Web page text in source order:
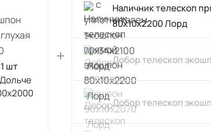
шт
Наличник телескоп
80х10х2200 Лорд
Добор телескоп
Добор телескоп